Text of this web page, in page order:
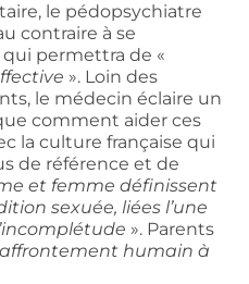
le pédopsychiatre
contraire à se
permettra de «
». Loin des
le médecin éclaire un
comment aider ces
la culture française qui
de référence et de
et femme définissent
sexuée, liées l’une
». Parents
humain à